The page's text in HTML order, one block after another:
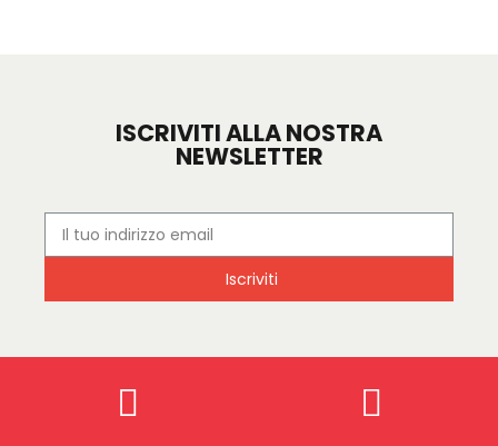
ISCRIVITI ALLA NOSTRA
NEWSLETTER
Iscriviti